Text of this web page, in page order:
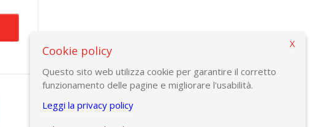
Cookie policy
Questo sito web utilizza cookie per garantire il corretto
funzionamento delle pagine e migliorare l'usabilità.
Leggi la privacy policy
X